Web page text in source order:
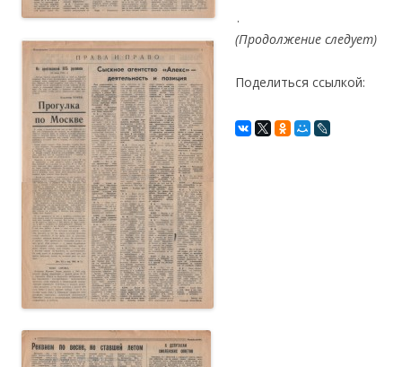
.
(Продолжение следует)
Поделиться ссылкой: